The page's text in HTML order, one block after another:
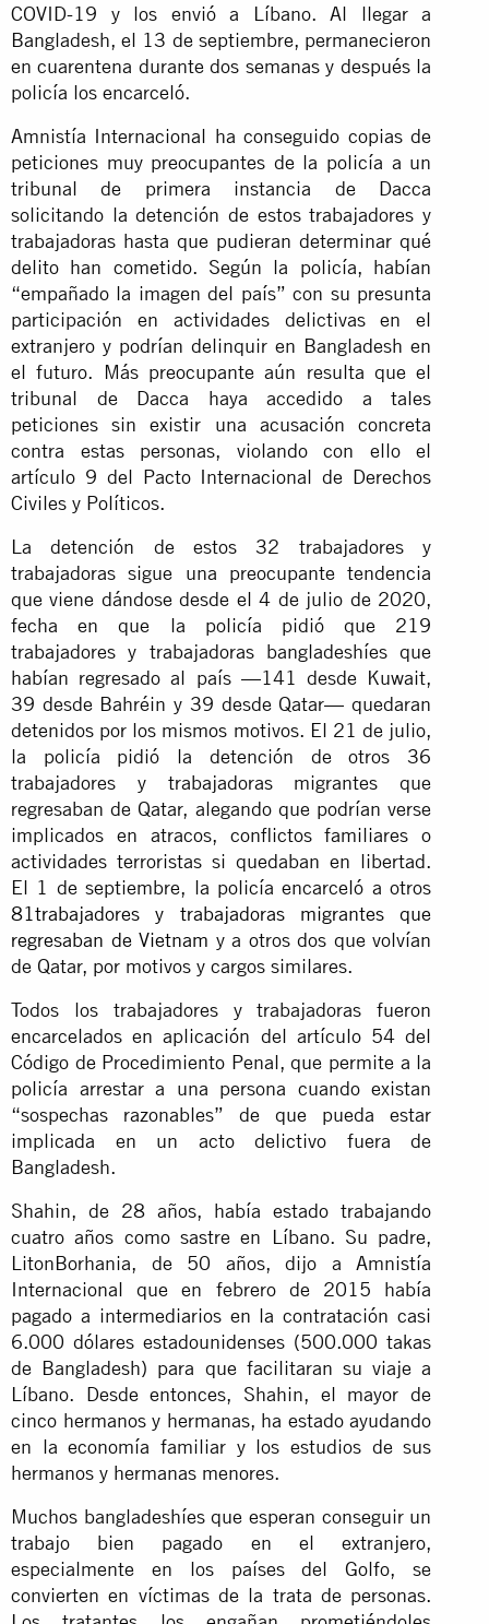
COVID-19 y los envió a Líbano. Al llegar a
Bangladesh, el 13 de septiembre, permanecieron
en cuarentena durante dos semanas y después la
policía los encarceló.
Amnistía Internacional ha conseguido copias de
peticiones muy preocupantes de la policía a un
tribunal de primera instancia de Dacca
solicitando la detención de estos trabajadores y
trabajadoras hasta que pudieran determinar qué
delito han cometido. Según la policía, habían
“empañado la imagen del país” con su presunta
participación en actividades delictivas en el
extranjero y podrían delinquir en Bangladesh en
el futuro. Más preocupante aún resulta que el
tribunal de Dacca haya accedido a tales
peticiones sin existir una acusación concreta
contra estas personas, violando con ello el
artículo 9 del Pacto Internacional de Derechos
Civiles y Políticos.
La detención de estos 32 trabajadores y
trabajadoras sigue una preocupante tendencia
que viene dándose desde el 4 de julio de 2020,
fecha en que la policía pidió que 219
trabajadores y trabajadoras bangladeshíes que
habían regresado al país —141 desde Kuwait,
39 desde Bahréin y 39 desde Qatar— quedaran
detenidos por los mismos motivos. El 21 de julio,
la policía pidió la detención de otros 36
trabajadores y trabajadoras migrantes que
regresaban de Qatar, alegando que podrían verse
implicados en atracos, conflictos familiares o
actividades terroristas si quedaban en libertad.
El 1 de septiembre, la policía encarceló a otros
81trabajadores y trabajadoras migrantes que
regresaban de Vietnam y a otros dos que volvían
de Qatar, por motivos y cargos similares.
Todos los trabajadores y trabajadoras fueron
encarcelados en aplicación del artículo 54 del
Código de Procedimiento Penal, que permite a la
policía arrestar a una persona cuando existan
“sospechas razonables” de que pueda estar
implicada en un acto delictivo fuera de
Bangladesh.
Shahin, de 28 años, había estado trabajando
cuatro años como sastre en Líbano. Su padre,
LitonBorhania, de 50 años, dijo a Amnistía
Internacional que en febrero de 2015 había
pagado a intermediarios en la contratación casi
6.000 dólares estadounidenses (500.000 takas
de Bangladesh) para que facilitaran su viaje a
Líbano. Desde entonces, Shahin, el mayor de
cinco hermanos y hermanas, ha estado ayudando
en la economía familiar y los estudios de sus
hermanos y hermanas menores.
Muchos bangladeshíes que esperan conseguir un
trabajo bien pagado en el extranjero,
especialmente en los países del Golfo, se
convierten en víctimas de la trata de personas.